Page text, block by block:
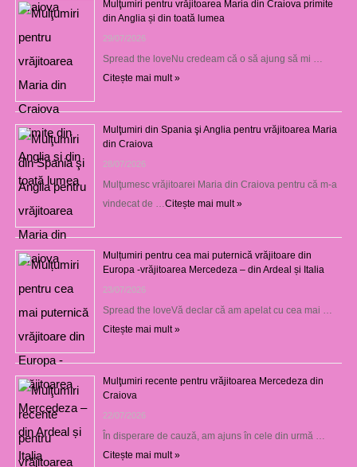
Mulţumiri pentru vrăjitoarea Maria din Craiova primite
din Anglia și din toată lumea
29/07/2026
Spread the loveNu credeam că o să ajung să mi …
Citește mai mult »
Mulţumiri din Spania şi Anglia pentru vrăjitoarea Maria
din Craiova
28/07/2026
Mulţumesc vrăjitoarei Maria din Craiova pentru că m-a
vindecat de …Citește mai mult »
Mulțumiri pentru cea mai puternică vrăjitoare din
Europa -vrăjitoarea Mercedeza – din Ardeal și Italia
23/07/2026
Spread the loveVă declar că am apelat cu cea mai …
Citește mai mult »
Mulţumiri recente pentru vrăjitoarea Mercedeza din
Craiova
22/07/2026
În disperare de cauză, am ajuns în cele din urmă …
Citește mai mult »